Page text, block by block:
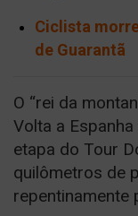
Ciclista
de Guarantã
O “rei da
Volta a
etapa do Tour
quilômetros de
repentinamente